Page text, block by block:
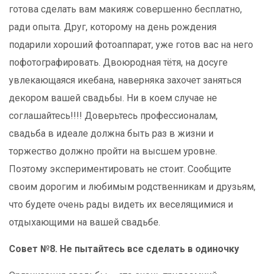
готова сделать вам макияж совершенно бесплатно,
ради опыта. Друг, которому на день рождения
подарили хороший фотоаппарат, уже готов вас на него
пофотографировать. Двоюродная тётя, на досуге
увлекающаяся икебана, наверняка захочет заняться
декором вашей свадьбы. Ни в коем случае не
соглашайтесь!!!! Доверьтесь профессионалам,
свадьба в идеале должна быть раз в жизни и
торжество должно пройти на высшем уровне.
Поэтому экспериментировать не стоит. Сообщите
своим дорогим и любимым родственникам и друзьям,
что будете очень рады видеть их веселящимися и
отдыхающими на вашей свадьбе.
Совет №8. Не пытайтесь все сделать в одиночку